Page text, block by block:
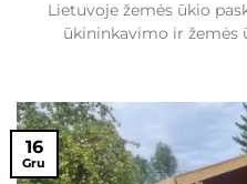
Lietuvoje žemės ūkio
ūkininkavimo ir žemės
16
Gru